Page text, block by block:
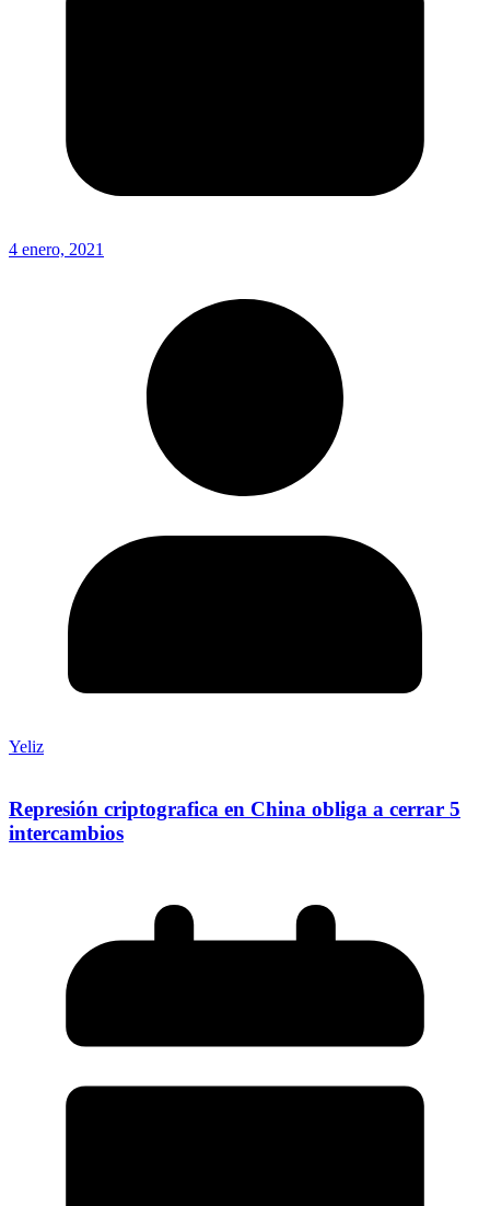
4 enero, 2021
Yeliz
Represión criptografica en China obliga a cerrar 5
intercambios